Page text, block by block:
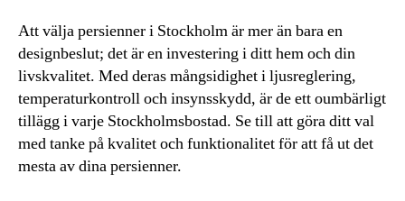
Att välja persienner i Stockholm är mer än bara en
designbeslut; det är en investering i ditt hem och din
livskvalitet. Med deras mångsidighet i ljusreglering,
temperaturkontroll och insynsskydd, är de ett oumbärligt
tillägg i varje Stockholmsbostad. Se till att göra ditt val
med tanke på kvalitet och funktionalitet för att få ut det
mesta av dina persienner.